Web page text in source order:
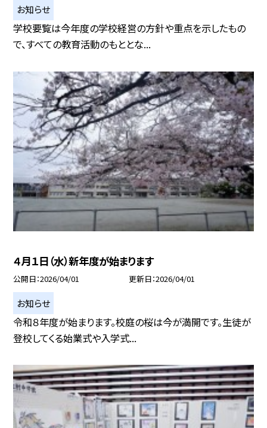
お知らせ
学校要覧は今年度の学校経営の方針や重点を示したもの
で、すべての教育活動のもととな...
４月１日（水）新年度が始まります
公開日 2026/04/01 更新日 2026/04/01
お知らせ
令和８年度が始まります。校庭の桜は今が満開です。生徒が
登校してくる始業式や入学式...